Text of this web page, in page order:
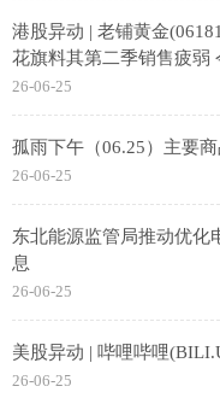
港股异动 | 老铺黄金
花旗料其第二季销售疲弱
26-06-25
孤雨下午（06.25）主要
26-06-25
东北能源监管局推动优化
息
26-06-25
美股异动 | 哔哩哔哩
26-06-25